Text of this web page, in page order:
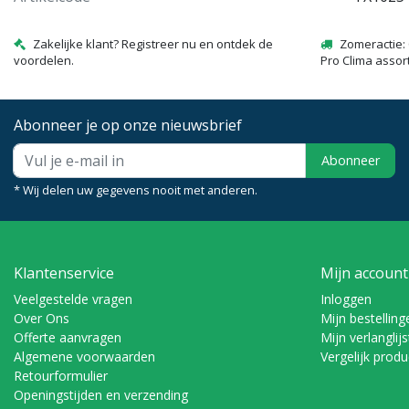
Zakelijke klant? Registreer nu en ontdek de
voordelen.
Pro Clima
Abonneer je op onze nieuwsbrief
Abonneer
* Wij delen uw gegevens nooit met anderen.
Klantenservice
Veelgestelde vragen
Over Ons
Offerte aanvragen
Algemene voorwaarden
Retourformulier
Openingstijden en verzending
Mijn account
Inloggen
Mijn
Mijn
Vergelijk